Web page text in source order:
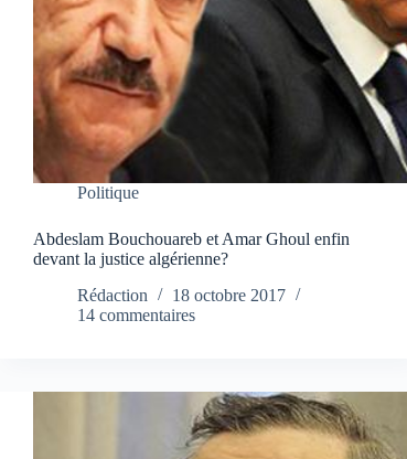
Politique
Abdeslam Bouchouareb et Amar Ghoul enfin
devant la justice algérienne?
Rédaction
18 octobre 2017
14 commentaires